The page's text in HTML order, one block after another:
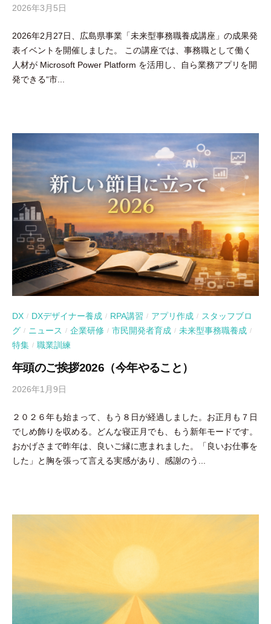
2026年3月5日
吉
田
豪
2026年2月27日、広島県事業「未来型事務職養成講座」の成果発
表イベントを開催しました。 この講座では、事務職として働く
人材が Microsoft Power Platform を活用し、自ら業務アプリを開
発できる“市...
DX / DXデザイナー養成 / RPA講習 / アプリ作成 / スタッフブロ
グ / ニュース / 企業研修 / 市民開発者育成 / 未来型事務職養成 /
特集 / 職業訓練
年頭のご挨拶2026（今年やること）
2026年1月9日
吉
田
豪
２０２６年も始まって、もう８日が経過しました。お正月も７日
でしめ飾りを収める。どんな寝正月でも、もう新年モードです。
おかげさまで昨年は、良いご縁に恵まれました。「良いお仕事を
した」と胸を張って言える実感があり、感謝のう...